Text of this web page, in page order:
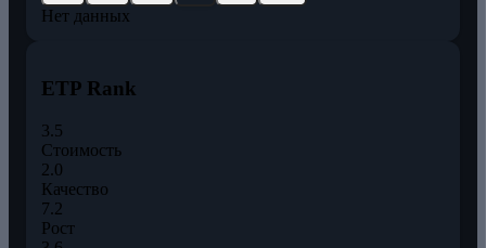
Нет данных
ETP Rank
3.5
Стоимость
2.0
Качество
7.2
Рост